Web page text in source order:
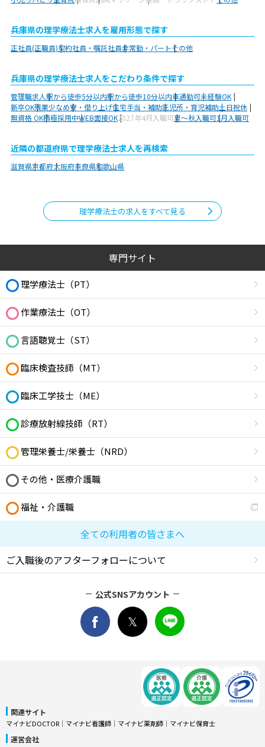
兵庫県の理学療法士求人を雇用形態で探す
正社員(正職員)契約社員・嘱託社員非常勤・パートその他
兵庫県の理学療法士求人をこだわり条件で探す
管理職求人駅から徒歩5分以内駅から徒歩10分以内車通勤可未経験OK
新卒OK残業少なめ寮・借り上げ住宅手当・補助託児所・育児補助土日祝休
無資格 OK積極採用中WEB面接OK2027年4月入職可夏～秋入職可1月入職可
近隣の都道府県で理学療法士求人を再検索
滋賀県京都府大阪府奈良県和歌山県
理学療法士の求人をすべて見る
専門サイト
理学療法士（PT）
作業療法士（OT）
言語聴覚士（ST）
臨床検査技師（MT）
臨床工学技士（ME）
診療放射線技師（RT）
管理栄養士/栄養士（NRD）
その他・医療介護職
福祉・介護職
全ての利用者の皆さまへ
ご入職後のアフターフォローについて
公式SNSアカウント
関連サイト
マイナビDOCTOR │ マイナビ看護師 │ マイナビ薬剤師 │ マイナビ保育士
運営会社